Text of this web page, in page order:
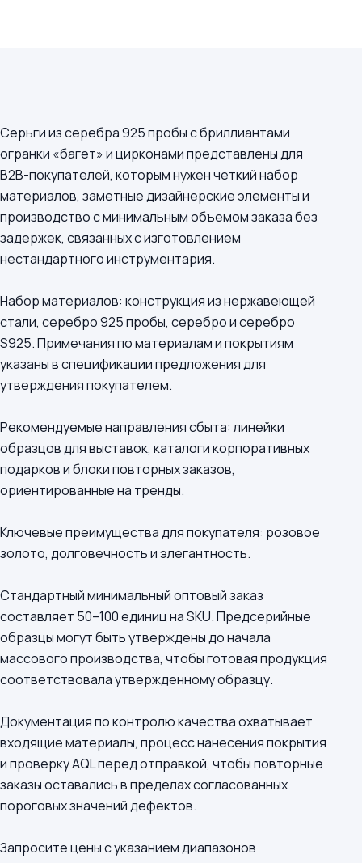
Серьги из серебра 925 пробы с бриллиантами
огранки «багет» и цирконами представлены для
B2B-покупателей, которым нужен четкий набор
материалов, заметные дизайнерские элементы и
производство с минимальным объемом заказа без
задержек, связанных с изготовлением
нестандартного инструментария.
Набор материалов: конструкция из нержавеющей
стали, серебро 925 пробы, серебро и серебро
S925. Примечания по материалам и покрытиям
указаны в спецификации предложения для
утверждения покупателем.
Рекомендуемые направления сбыта: линейки
образцов для выставок, каталоги корпоративных
подарков и блоки повторных заказов,
ориентированные на тренды.
Ключевые преимущества для покупателя: розовое
золото, долговечность и элегантность.
Стандартный минимальный оптовый заказ
составляет 50–100 единиц на SKU. Предсерийные
образцы могут быть утверждены до начала
массового производства, чтобы готовая продукция
соответствовала утвержденному образцу.
Документация по контролю качества охватывает
входящие материалы, процесс нанесения покрытия
и проверку AQL перед отправкой, чтобы повторные
заказы оставались в пределах согласованных
пороговых значений дефектов.
Запросите цены с указанием диапазонов